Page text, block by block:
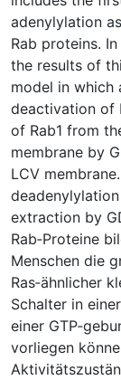
adenylylation
Rab proteins.
the results of
model in which
deactivation of
of Rab1 from
membrane by
LCV
extraction by
Rab‐Proteine
Menschen die
Ras‐ähnlicher
Schalter in
einer
vorliegen